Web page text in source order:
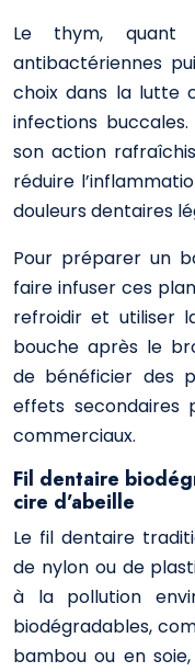
Le thym, quant
antibactériennes
choix dans la lutte
infections
son action
réduire
douleurs dentaires
Pour préparer un
faire infuser ces
refroidir et utiliser
bouche après le
de bénéficier des
effets secondaires
commerciaux.
Fil dentaire
cire d’abeille
Le fil dentaire
de nylon ou de
à la pollution
biodégradables,
bambou ou en